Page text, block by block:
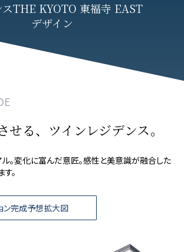
スTHE KYOTO 東福寺 EAST
デザイン
せる、ツインレジデンス。
。変化に富んだ意匠。感性と美意識が融合した
。
ン完成予想拡大図